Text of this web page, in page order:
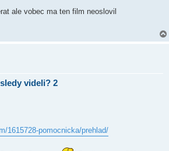
ale vobec ma ten film neoslovil
videli? 2
1615728-pomocnicka/prehlad/